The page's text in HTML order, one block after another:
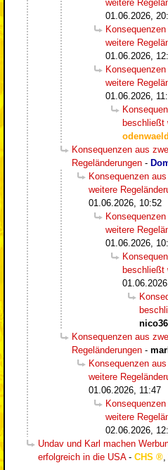
weitere
01.06.2026,
weitere
01.06.2026,
weitere
01.06.2026,
beschließt
Konsequenzen aus
Regeländerungen -
Konsequenzen
weitere
01.06.2026, 10:52
weitere
01.06.2026,
beschließt
Konsequenzen aus
Regeländerungen -
Konsequenzen
weitere
01.06.2026, 11:47
weitere
02.06.2026,
Undav und Karl machen
erfolgreich in die USA- CHS ,